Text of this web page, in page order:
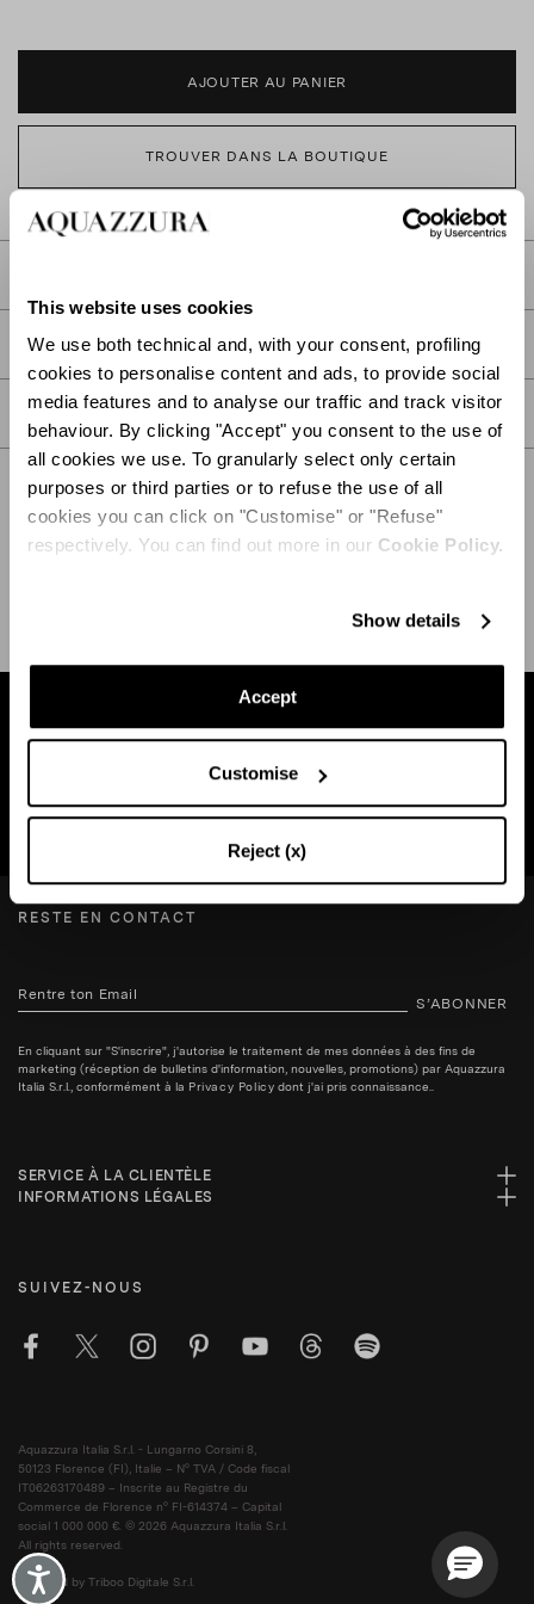
This website uses cookies
We use both technical and, with your consent, profiling
cookies to personalise content and ads, to provide social
media features and to analyse our traffic and track visitor
behaviour. By clicking "Accept" you consent to the use of
all cookies we use. To granularly select only certain
purposes or third parties or to refuse the use of all
cookies you can click on "Customise" or "Refuse"
respectively. You can find out more in our Cookie Policy.
Show details
Accept
Customise
Reject (x)
Accessibility
AJOUTER AU PANIER
TROUVER DANS LA BOUTIQUE
DÉTAIL
SOIN
EXPÉDITION ET RETOUR
Trouvez une boutique près de chez vous
RECHERCHE BOUTIQUE
RESTE EN CONTACT
S’ABONNER
En cliquant sur "S'inscrire", j'autorise le traitement de mes données à des fins de
marketing (réception de bulletins d'information, nouvelles, promotions) par Aquazzura
Italia S.r.l., conformément à la Privacy Policy dont j'ai pris connaissance..
SERVICE À LA CLIENTÈLE
INFORMATIONS LÉGALES
SUIVEZ-NOUS
Aquazzura Italia S.r.l. - Lungarno Corsini 8,
50123 Florence (FI), Italie – N° TVA / Code fiscal
IT06263170489 – Inscrite au Registre du
Commerce de Florence n° FI-614374 – Capital
social 1 000 000 €. © 2026 Aquazzura Italia S.r.l.
All rights reserved.
Powered by Triboo Digitale S.r.l.